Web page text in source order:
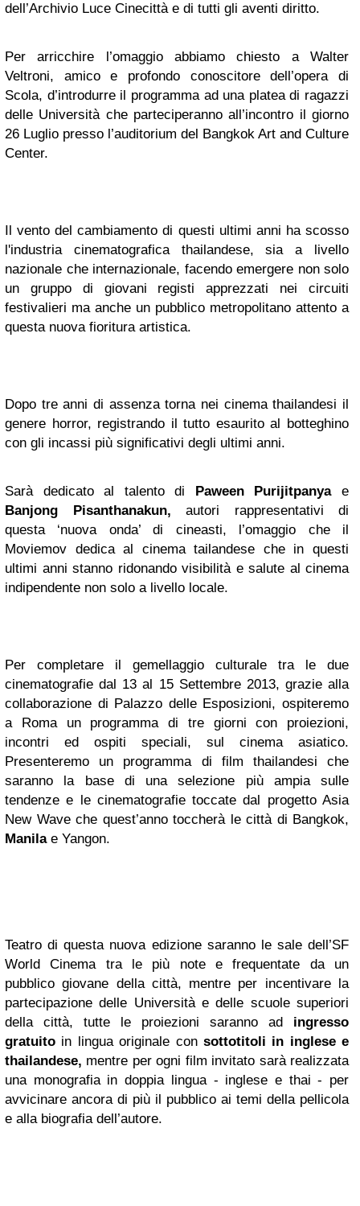
dell’Archivio Luce Cinecittà e di tutti gli aventi diritto.
Per arricchire l’omaggio abbiamo chiesto a Walter
Veltroni, amico e profondo conoscitore dell’opera di
Scola, d’introdurre il programma ad una platea di ragazzi
delle Università che parteciperanno all’incontro il giorno
26 Luglio presso l’auditorium del Bangkok Art and Culture
Center.
Il vento del cambiamento di questi ultimi anni ha scosso
l'industria cinematografica thailandese, sia a livello
nazionale che internazionale, facendo emergere non solo
un gruppo di giovani registi apprezzati nei circuiti
festivalieri ma anche un pubblico metropolitano attento a
questa nuova fioritura artistica.
Dopo tre anni di assenza torna nei cinema thailandesi il
genere horror, registrando il tutto esaurito al botteghino
con gli incassi più significativi degli ultimi anni.
Sarà dedicato al talento di Paween Purijitpanyae
Banjong Pisanthanakun, autori rappresentativi di
questa ‘nuova onda’ di cineasti, l’omaggio che il
Moviemov dedica al cinema tailandese che in questi
ultimi anni stanno ridonando visibilità e salute al cinema
indipendente non solo a livello locale.
Per completare il gemellaggio culturale tra le due
cinematografie dal 13 al 15 Settembre 2013, grazie alla
collaborazione di Palazzo delle Esposizioni, ospiteremo
a Roma un programma di tre giorni con proiezioni,
incontri ed ospiti speciali, sul cinema asiatico.
Presenteremo un programma di film thailandesi che
saranno la base di una selezione più ampia sulle
tendenze e le cinematografie toccate dal progetto Asia
New Wave che quest’anno toccherà le città di Bangkok,
Manilae Yangon.
Teatro di questa nuova edizione saranno le sale dell’SF
World Cinema tra le più note e frequentate da un
pubblico giovane della città, mentre per incentivare la
partecipazione delle Università e delle scuole superiori
della città, tutte le proiezioni saranno ad ingresso
gratuito in lingua originale con sottotitoli in inglese e
thailandese, mentre per ogni film invitato sarà realizzata
una monografia in doppia lingua - inglese e thai - per
avvicinare ancora di più il pubblico ai temi della pellicola
e alla biografia dell’autore.